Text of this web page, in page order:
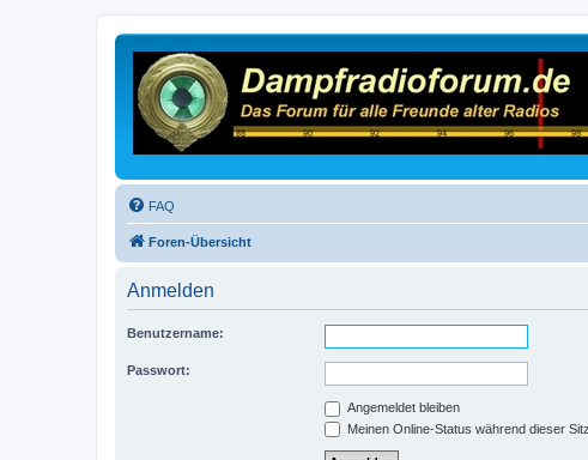
FAQ
Foren-Übersicht
Anmelden
Benutzername:
Passwort:
Angemeldet bleiben
Meinen Online-Status während dieser